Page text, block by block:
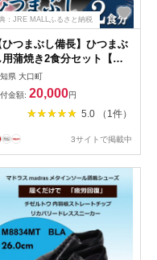
：JRE MALLふるさと納税
ひつまぶし備長】ひつまぶ
用蒲焼き2食分セット【配
可地域：離島】
1526671】
県 大口町
金額: 20,000円
5.0 （1件）
3サイトで掲載中